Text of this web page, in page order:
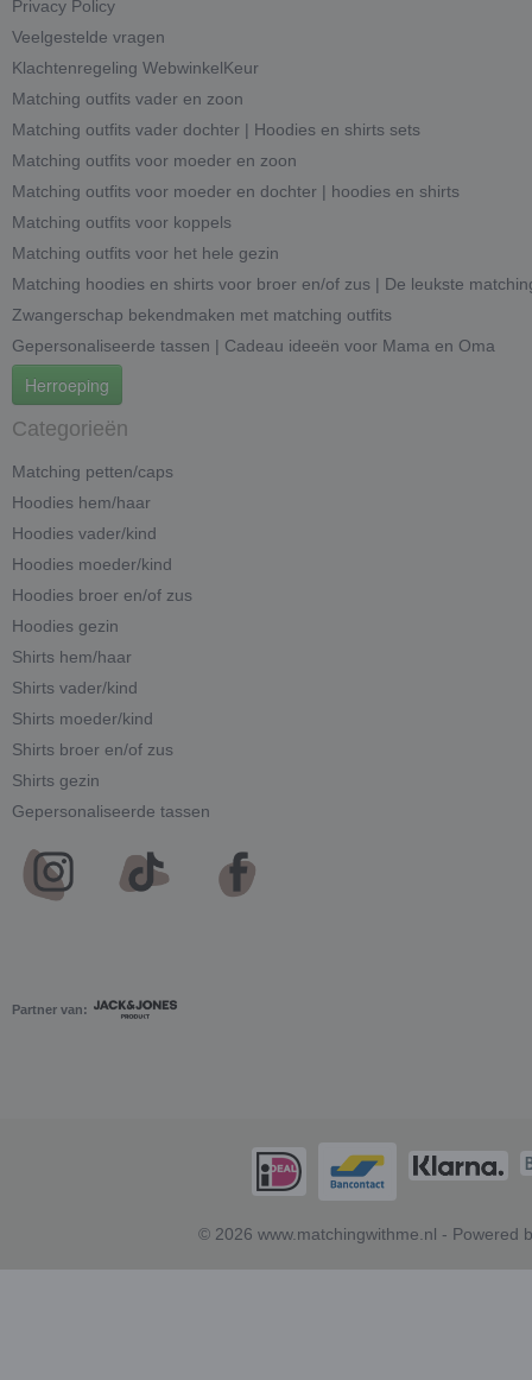
Privacy Policy
Veelgestelde vragen
Klachtenregeling WebwinkelKeur
Matching outfits vader en zoon
Matching outfits vader dochter | Hoodies en shirts sets
Matching outfits voor moeder en zoon
Matching outfits voor moeder en dochter | hoodies en shirts
Matching outfits voor koppels
Matching outfits voor het hele gezin
Matching hoodies en shirts voor broer en/of zus | De leukste
Zwangerschap bekendmaken met matching outfits
Gepersonaliseerde tassen | Cadeau ideeën voor Mama en Oma
Herroeping
Categorieën
Matching petten/caps
Hoodies hem/haar
Hoodies vader/kind
Hoodies moeder/kind
Hoodies broer en/of zus
Hoodies gezin
Shirts hem/haar
Shirts vader/kind
Shirts moeder/kind
Shirts broer en/of zus
Shirts gezin
Gepersonaliseerde tassen
Partner van:
© 2026 www.matchingwithme.nl - Powered